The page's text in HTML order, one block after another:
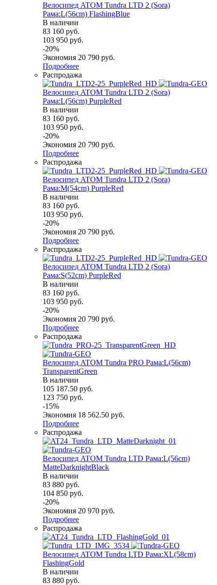
Велосипед ATOM Tundra LTD 2 (Sora)
Рама:L(56cm) FlashingBlue
В наличии
83 160 руб.
103 950 руб.
-20%
Экономия 20 790 руб.
Подробнее
Распродажа
Велосипед ATOM Tundra LTD 2 (Sora)
Рама:L(56cm) PurpleRed
В наличии
83 160 руб.
103 950 руб.
-20%
Экономия 20 790 руб.
Подробнее
Распродажа
Велосипед ATOM Tundra LTD 2 (Sora)
Рама:M(54cm) PurpleRed
В наличии
83 160 руб.
103 950 руб.
-20%
Экономия 20 790 руб.
Подробнее
Распродажа
Велосипед ATOM Tundra LTD 2 (Sora)
Рама:S(52cm) PurpleRed
В наличии
83 160 руб.
103 950 руб.
-20%
Экономия 20 790 руб.
Подробнее
Распродажа
Велосипед ATOM Tundra PRO Рама:L(56cm)
TransparentGreen
В наличии
105 187.50 руб.
123 750 руб.
-15%
Экономия 18 562.50 руб.
Подробнее
Распродажа
Велосипед ATOM Tundra LTD Рама:L(56cm)
MatteDarknightBlack
В наличии
83 880 руб.
104 850 руб.
-20%
Экономия 20 970 руб.
Подробнее
Распродажа
Велосипед ATOM Tundra LTD Рама:XL(58cm)
FlashingGold
В наличии
83 880 руб.